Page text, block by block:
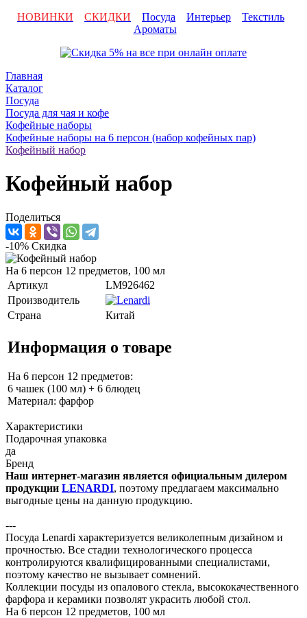
НОВИНКИ
СКИДКИ Посуда Интерьер
Текстиль
Ароматы
Главная
Каталог
Посуда
Посуда для чая и кофе
Кофейные наборы
Кофейные наборы на 6 персон (набор кофейных пар)
Кофейный набор
Кофейный набор
Поделиться
-10% Скидка
На 6 персон 12 предметов, 100 мл
Артикул
LM926462
Производитель
Страна
Китай
Информация о товаре
На 6 персон 12 предметов:
6 чашек (100 мл) + 6 блюдец
Материал: фарфор
Характеристики
Подарочная упаковка
да
Бренд
Наш интернет-магазин является официальным дилером
продукции LENARDI, поэтому предлагаем максимально
выгодные цены на данную продукцию.
---
Посуда Lenardi характеризуется великолепным дизайном и
прочностью. Все стадии технологического процесса
контролируются квалифицированными специалистами,
поэтому качество не вызывает сомнений.
Коллекции посуды из опалового стекла, высококачественного
фарфора и керамики позволят украсить любой стол.
На 6 персон 12 предметов, 100 мл